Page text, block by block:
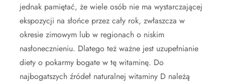
jednak pamiętać, że wiele osób nie ma wystarczającej
ekspozycji na słońce przez cały rok, zwłaszcza w
okresie zimowym lub w regionach o niskim
nasłonecznieniu. Dlatego też ważne jest uzupełnianie
diety o pokarmy bogate w tę witaminę. Do
najbogatszych źródeł naturalnej witaminy D należą